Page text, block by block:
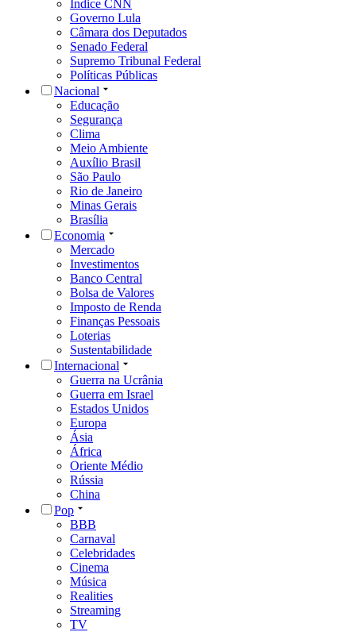
Índice CNN
Governo Lula
Câmara dos Deputados
Senado Federal
Supremo Tribunal Federal
Políticas Públicas
Nacional
Educação
Segurança
Clima
Meio Ambiente
Auxílio Brasil
São Paulo
Rio de Janeiro
Minas Gerais
Brasília
Economia
Mercado
Investimentos
Banco Central
Bolsa de Valores
Imposto de Renda
Finanças Pessoais
Loterias
Sustentabilidade
Internacional
Guerra na Ucrânia
Guerra em Israel
Estados Unidos
Europa
Ásia
África
Oriente Médio
Rússia
China
Pop
BBB
Carnaval
Celebridades
Cinema
Música
Realities
Streaming
TV